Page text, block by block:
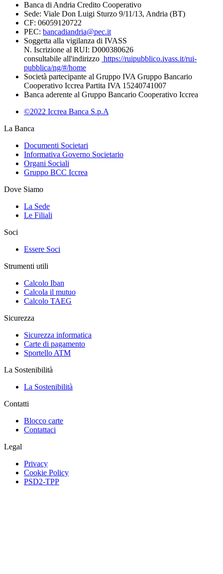
Banca di Andria Credito Cooperativo
Sede: Viale Don Luigi Sturzo 9/11/13, Andria (BT)
CF: 06059120722
PEC: bancadiandria@pec.it
Soggetta alla vigilanza di IVASS
N. Iscrizione al RUI: D000380626
consultabile all'indirizzo https://ruipubblico.ivass.it/rui-
pubblica/ng/#/home
Società partecipante al Gruppo IVA Gruppo Bancario
Cooperativo Iccrea Partita IVA 15240741007
Banca aderente al Gruppo Bancario Cooperativo Iccrea
©2022 Iccrea Banca S.p.A
La Banca
Documenti Societari
Informativa Governo Societario
Organi Sociali
Gruppo BCC Iccrea
Dove Siamo
La Sede
Le Filiali
Soci
Essere Soci
Strumenti utili
Calcolo Iban
Calcola il mutuo
Calcolo TAEG
Sicurezza
Sicurezza informatica
Carte di pagamento
Sportello ATM
La Sostenibilità
La Sostenibilità
Contatti
Blocco carte
Contattaci
Legal
Privacy
Cookie Policy
PSD2-TPP